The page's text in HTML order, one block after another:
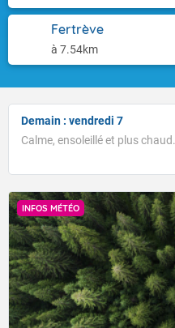
Fertrève
à 7.54km
Demain : vendredi 7
Calme, ensoleillé et plus chaud.
INFOS MÉTÉO